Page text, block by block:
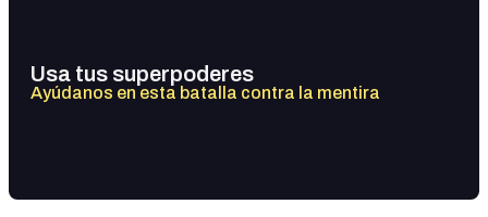
Usa tus superpoderes
Ayúdanos en esta batalla contra la mentira